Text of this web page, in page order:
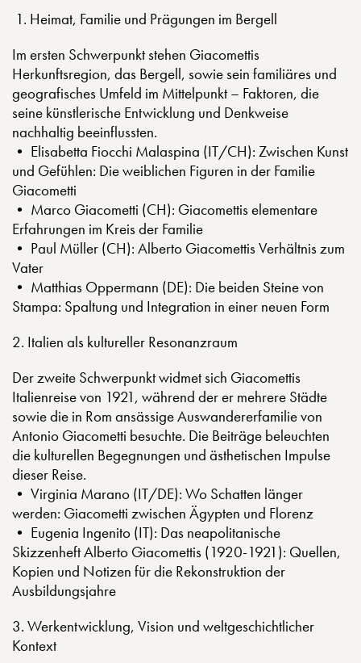
Heimat, Familie und Prägungen im Bergell
Im ersten Schwerpunkt stehen Giacomettis
Herkunftsregion, das Bergell, sowie sein familiäres und
geografisches Umfeld im Mittelpunkt – Faktoren, die
seine künstlerische Entwicklung und Denkweise
nachhaltig beeinflussten.
• Elisabetta Fiocchi Malaspina (IT/CH): Zwischen Kunst
und Gefühlen: Die weiblichen Figuren in der Familie
Giacometti
• Marco Giacometti (CH): Giacomettis elementare
Erfahrungen im Kreis der Familie
• Paul Müller (CH): Alberto Giacomettis Verhältnis zum
Vater
• Matthias Oppermann (DE): Die beiden Steine von
Stampa: Spaltung und Integration in einer neuen Form
2. Italien als kultureller Resonanzraum
Der zweite Schwerpunkt widmet sich Giacomettis
Italienreise von 1921, während der er mehrere Städte
sowie die in Rom ansässige Auswandererfamilie von
Antonio Giacometti besuchte. Die Beiträge beleuchten
die kulturellen Begegnungen und ästhetischen Impulse
dieser Reise.
• Virginia Marano (IT/DE): Wo Schatten länger
werden: Giacometti zwischen Ägypten und Florenz
• Eugenia Ingenito (IT): Das neapolitanische
Skizzenheft Alberto Giacomettis (1920-1921): Quellen,
Kopien und Notizen für die Rekonstruktion der
Ausbildungsjahre
3. Werkentwicklung, Vision und weltgeschichtlicher
Kontext